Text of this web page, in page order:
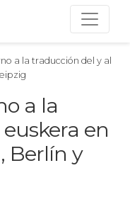
a la traducción del y al
a la
en
Berlín y